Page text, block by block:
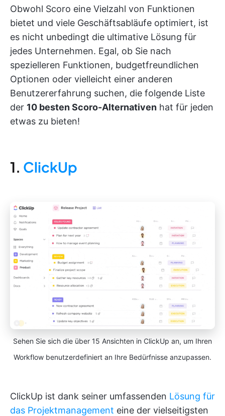
Obwohl Scoro eine Vielzahl von Funktionen
bietet und viele Geschäftsabläufe optimiert, ist
es nicht unbedingt die ultimative Lösung für
jedes Unternehmen. Egal, ob Sie nach
spezielleren Funktionen, budgetfreundlichen
Optionen oder vielleicht einer anderen
Benutzererfahrung suchen, die folgende Liste
der 10 bestenScoro-Alternativen hat für jeden
etwas zu bieten!
1. ClickUp
Sehen Sie sich die über 15 Ansichten in ClickUp an, um Ihren
Workflow benutzerdefiniert an Ihre Bedürfnisse anzupassen.
ClickUp ist dank seiner umfassenden Lösung für
das Projektmanagement eine der vielseitigsten